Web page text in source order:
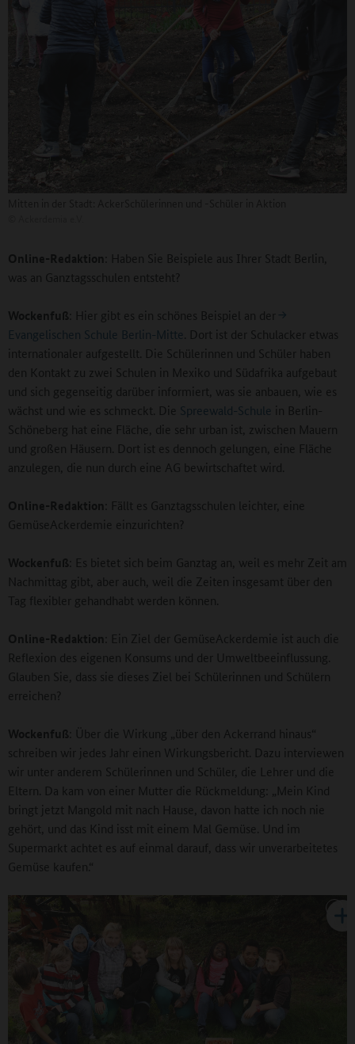
Online-Redaktion : Haben Sie Beispiele aus Ihrer Stadt Berlin,
was an Ganztagsschulen entsteht?
Wockenfuß : Hier gibt es ein schönes Beispiel an der
Evangelischen Schule Berlin-Mitte . Dort ist der Schulacker etwas
internationaler aufgestellt. Die Schülerinnen und Schüler haben
den Kontakt zu zwei Schulen in Mexiko und Südafrika aufgebaut
und sich gegenseitig darüber informiert, was sie anbauen, wie es
wächst und wie es schmeckt. Die Spreewald-Schule in Berlin-
Schöneberg hat eine Fläche, die sehr urban ist, zwischen Mauern
und großen Häusern. Dort ist es dennoch gelungen, eine Fläche
anzulegen, die nun durch eine AG bewirtschaftet wird.
Online-Redaktion : Fällt es Ganztagsschulen leichter, eine
GemüseAckerdemie einzurichten?
Wockenfuß : Es bietet sich beim Ganztag an, weil es mehr Zeit am
Nachmittag gibt, aber auch, weil die Zeiten insgesamt über den
Tag flexibler gehandhabt werden können.
Online-Redaktion : Ein Ziel der GemüseAckerdemie ist auch die
Reflexion des eigenen Konsums und der Umweltbeeinflussung.
Glauben Sie, dass sie dieses Ziel bei Schülerinnen und Schülern
erreichen?
Wockenfuß : Über die Wirkung „über den Ackerrand hinaus“
schreiben wir jedes Jahr einen Wirkungsbericht. Dazu interviewen
wir unter anderem Schülerinnen und Schüler, die Lehrer und die
Eltern. Da kam von einer Mutter die Rückmeldung: „Mein Kind
bringt jetzt Mangold mit nach Hause, davon hatte ich noch nie
gehört, und das Kind isst mit einem Mal Gemüse. Und im
Supermarkt achtet es auf einmal darauf, dass wir unverarbeitetes
Gemüse kaufen.“